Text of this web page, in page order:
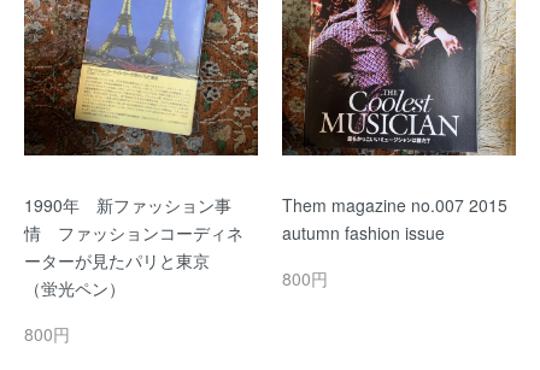
1990年 新ファッション事
情 ファッションコーディネ
ーターが見たパリと東京
（蛍光ペン）
800円
Them magazine no.007 2015
autumn fashion issue
800円